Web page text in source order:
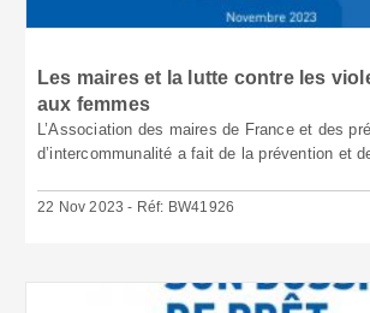
Les maires et la lutte contre les
aux femmes
L’Association des maires de France et des
d’intercommunalité a fait de la prévention et
22 Nov 2023 - Réf: BW41926